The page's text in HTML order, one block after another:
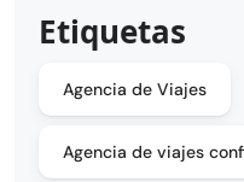
Etiquetas
Agencia de Viajes
Agencia de viajes